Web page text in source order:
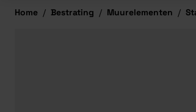
Home / Bestrating / Muurelementen /